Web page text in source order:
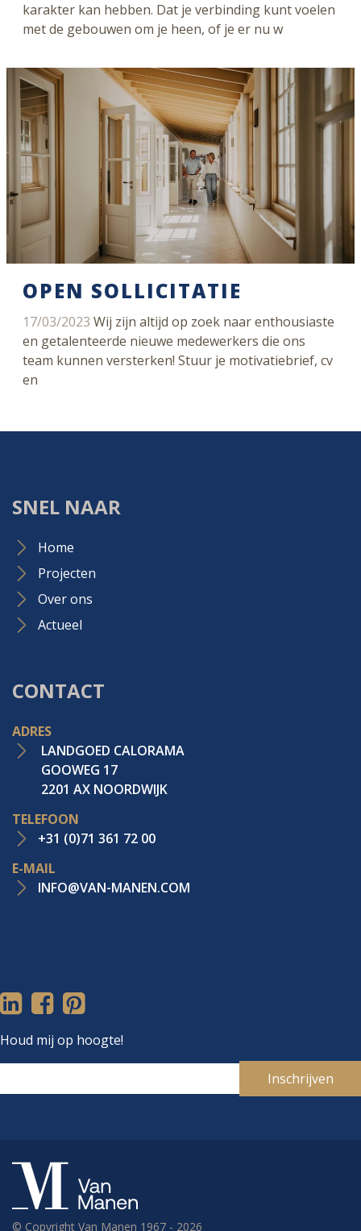
karakter kan hebben. Dat je verbinding kunt voelen
met de gebouwen om je heen, of je er nu w
OPEN SOLLICITATIE
17/03/2023 Wij zijn altijd op zoek naar enthousiaste
en getalenteerde nieuwe medewerkers die ons
team kunnen versterken! Stuur je motivatiebrief, cv
en
SNEL NAAR
Home
Projecten
Over ons
Actueel
CONTACT
ADRES
LANDGOED CALORAMA
GOOWEG 17
2201 AX NOORDWIJK
TELEFOON
+31 (0)71 361 72 00
E-MAIL
INFO@VAN-MANEN.COM
Houd mij op hoogte!
Je e-mailadres
Inschrijven
© Copyright Van Manen 1967 - 2026